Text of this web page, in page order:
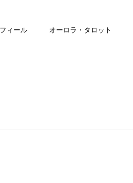
ィール オーロラ・タロット